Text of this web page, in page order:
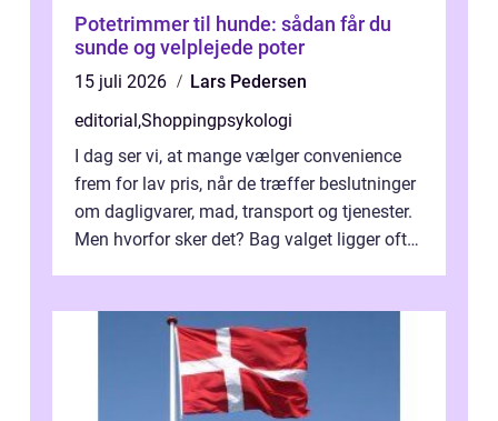
Potetrimmer til hunde: sådan får du
sunde og velplejede poter
15 juli 2026
Lars Pedersen
editorial,Shoppingpsykologi
I dag ser vi, at mange vælger convenience
frem for lav pris, når de træffer beslutninger
om dagligvarer, mad, transport og tjenester.
Men hvorfor sker det? Bag valget ligger ofte